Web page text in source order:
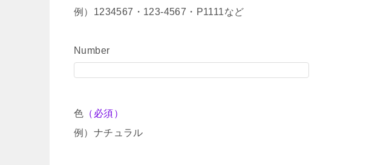
例）1234567・123-4567・P1111など
Number
色 （必須）
例）ナチュラル